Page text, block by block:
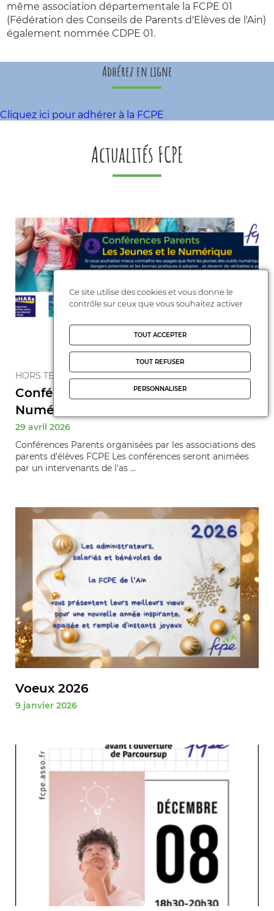
même association départementale la FCPE 01
(Fédération des Conseils de Parents d'Elèves de l'Ain)
également nommée CDPE 01.
Adhérez en ligne
Cliquez ici pour adhérer à la FCPE
Actualités FCPE
HORS TEMPS SCOLAIRE
Conférences "Les Jeunes et le
Numérique"
29 avril 2026
Conférences Parents organisées par les associations des
parents d'élèves FCPE Les conférences seront animées
par un intervenants de l'as ...
Voeux 2026
9 janvier 2026
Ce site utilise des cookies et vous donne le
contrôle sur ceux que vous souhaitez activer
TOUT ACCEPTER
TOUT REFUSER
PERSONNALISER